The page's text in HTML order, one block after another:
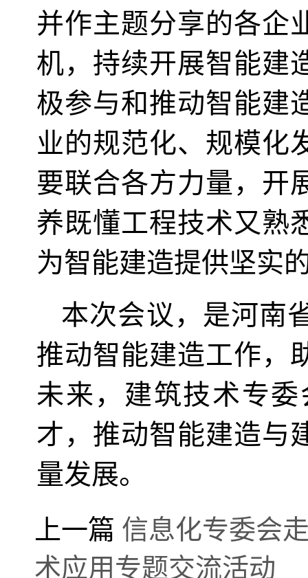
并作主题分享的各企
机，持续开展智能建
极参与和推动智能建
业的规范化、规模化
要联合各方力量，开
养既懂工程技术又熟
为智能建造提供坚实
本次会议，是河南
推动智能建造工作，
未来，建筑技术专
才，推动智能建造与
量发展。
上一篇 信息化专委会
术应用专题交流活动